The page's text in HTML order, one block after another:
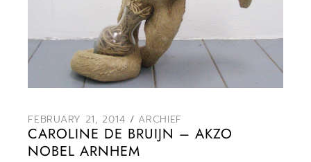
FEBRUARY 21, 2014 ARCHIEF
CAROLINE DE BRUIJN – AKZO
NOBEL ARNHEM